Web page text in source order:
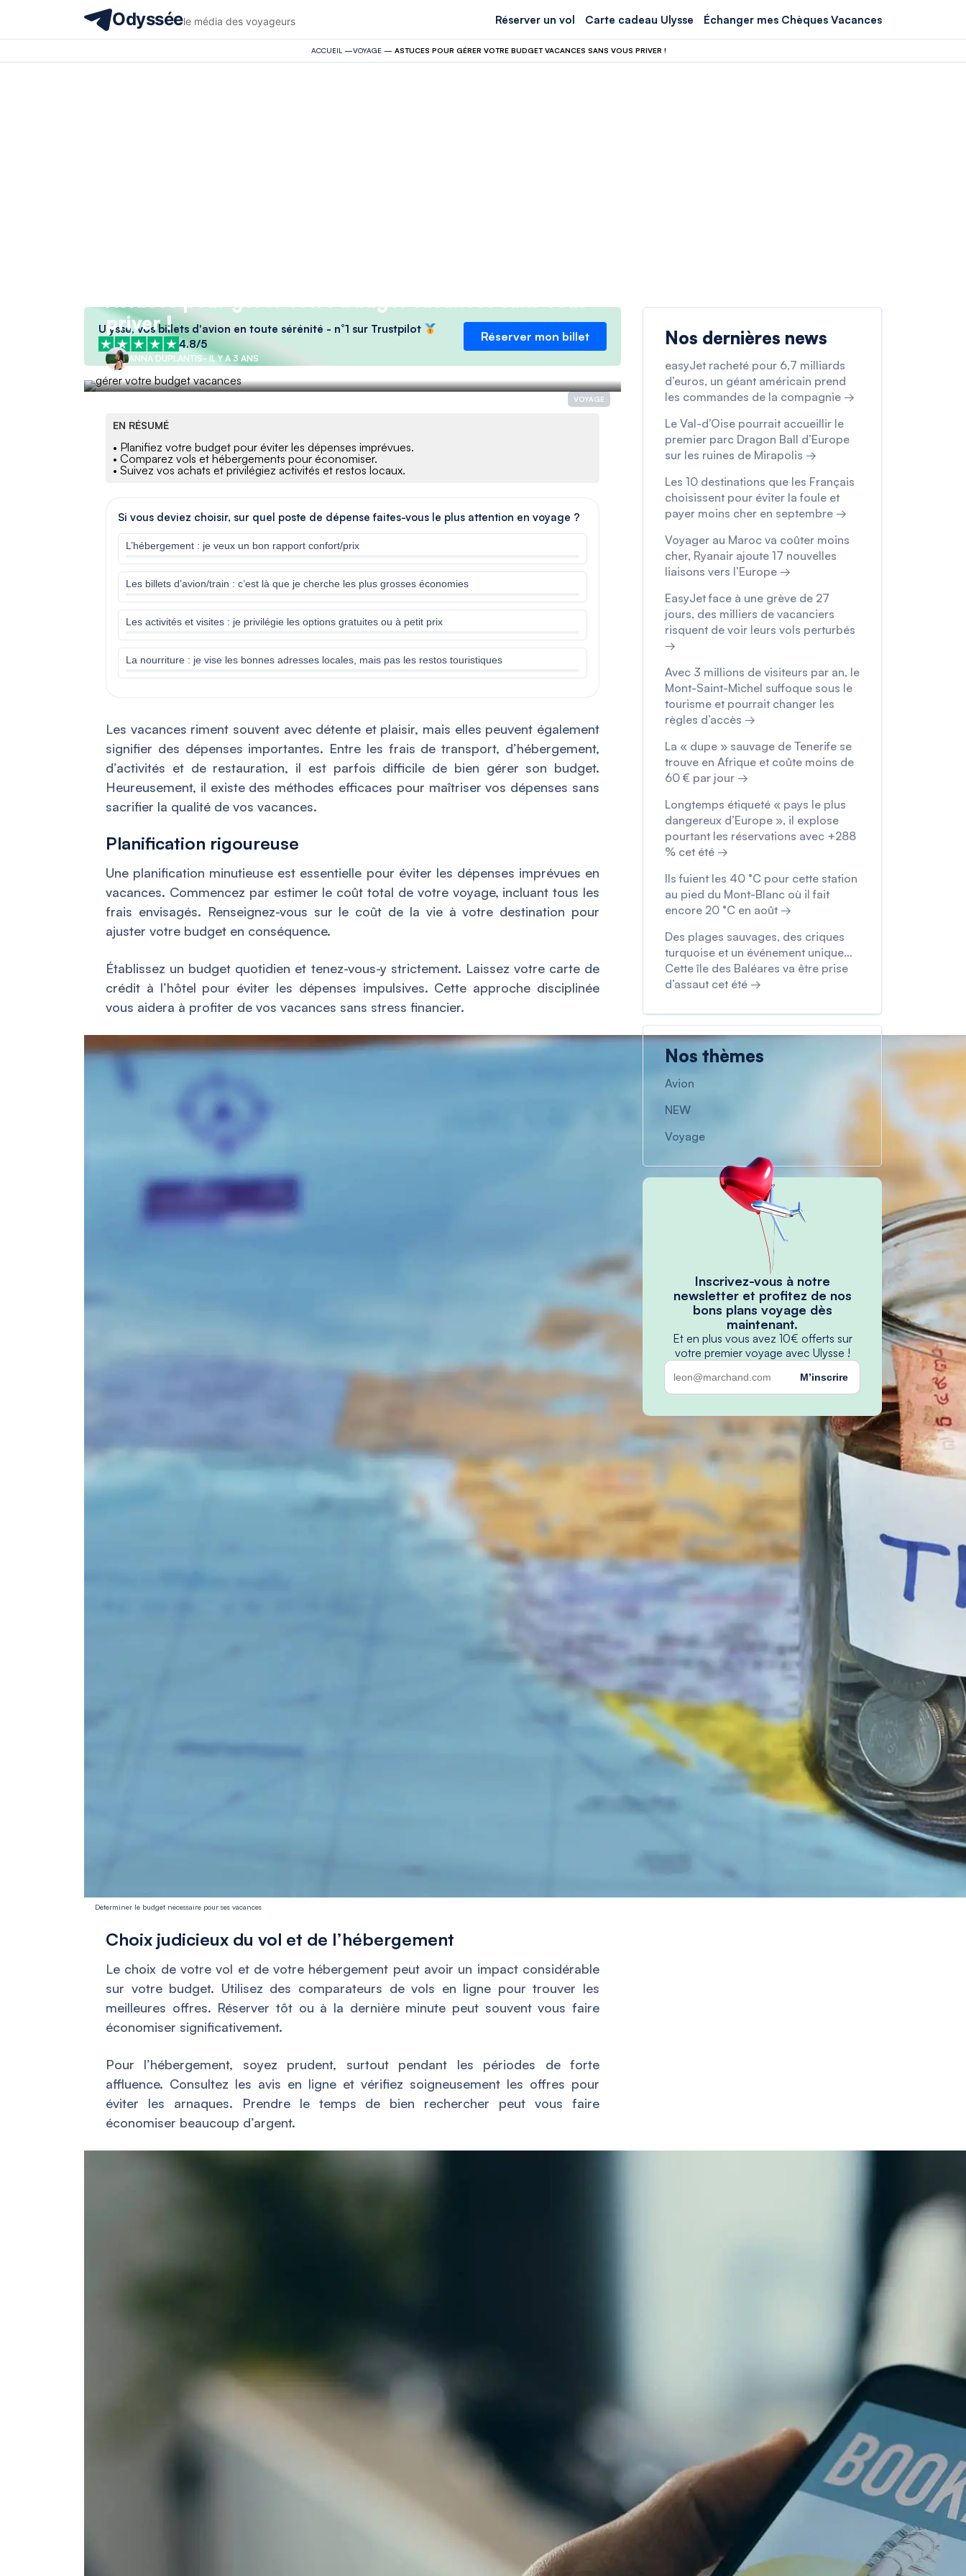
Odysséele média des voyageurs Réserver un vol Carte cadeau Ulysse Échanger mes Chèques Vacances
ACCUEIL —VOYAGE— ASTUCES POUR GÉRER VOTRE BUDGET VACANCES SANS VOUS PRIVER !
Ulysse, vos billets d'avion en toute sérénité - n°1 sur Trustpilot
4.8/5
Réserver mon billet
VOYAGE
priver !
ANNA DUPLANTIS- IL Y A 3 ANS
EN RÉSUMÉ
• Planifiez votre budget pour éviter les dépenses imprévues.
• Comparez vols et hébergements pour économiser.
• Suivez vos achats et privilégiez activités et restos locaux.
Si vous deviez choisir, sur quel poste de dépense faites-vous le plus attention en voyage ?
L’hébergement : je veux un bon rapport confort/prix
Les billets d’avion/train : c’est là que je cherche les plus grosses économies
Les activités et visites : je privilégie les options gratuites ou à petit prix
La nourriture : je vise les bonnes adresses locales, mais pas les restos touristiques
Les vacances riment souvent avec détente et plaisir, mais elles peuvent également
signifier des dépenses importantes. Entre les frais de transport, d’hébergement,
d’activités et de restauration, il est parfois difficile de bien gérer son budget.
Heureusement, il existe des méthodes efficaces pour maîtriser vos dépenses sans
sacrifier la qualité de vos vacances.
Planification rigoureuse
Une planification minutieuse est essentielle pour éviter les dépenses imprévues en
vacances. Commencez par estimer le coût total de votre voyage, incluant tous les
frais envisagés. Renseignez-vous sur le coût de la vie à votre destination pour
ajuster votre budget en conséquence.
Établissez un budget quotidien et tenez-vous-y strictement. Laissez votre carte de
crédit à l’hôtel pour éviter les dépenses impulsives. Cette approche disciplinée
vous aidera à profiter de vos vacances sans stress financier.
Déterminer le budget nécessaire pour ses vacances
Choix judicieux du vol et de l’hébergement
Le choix de votre vol et de votre hébergement peut avoir un impact considérable
sur votre budget. Utilisez des comparateurs de vols en ligne pour trouver les
meilleures offres. Réserver tôt ou à la dernière minute peut souvent vous faire
économiser significativement.
Pour l’hébergement, soyez prudent, surtout pendant les périodes de forte
affluence. Consultez les avis en ligne et vérifiez soigneusement les offres pour
éviter les arnaques. Prendre le temps de bien rechercher peut vous faire
économiser beaucoup d’argent.
Nos dernières news
easyJet racheté pour 6,7 milliards
d’euros, un géant américain prend
les commandes de la compagnie →
Le Val-d’Oise pourrait accueillir le
premier parc Dragon Ball d’Europe
sur les ruines de Mirapolis →
Les 10 destinations que les Français
choisissent pour éviter la foule et
payer moins cher en septembre →
Voyager au Maroc va coûter moins
cher, Ryanair ajoute 17 nouvelles
liaisons vers l’Europe →
EasyJet face à une grève de 27
jours, des milliers de vacanciers
risquent de voir leurs vols perturbés
→
Avec 3 millions de visiteurs par an, le
Mont-Saint-Michel suffoque sous le
tourisme et pourrait changer les
règles d’accès →
La « dupe » sauvage de Tenerife se
trouve en Afrique et coûte moins de
60 € par jour →
Longtemps étiqueté « pays le plus
dangereux d’Europe », il explose
pourtant les réservations avec +288
% cet été →
Ils fuient les 40 °C pour cette station
au pied du Mont-Blanc où il fait
encore 20 °C en août →
Des plages sauvages, des criques
turquoise et un événement unique…
Cette île des Baléares va être prise
d’assaut cet été →
Nos thèmes
Avion
NEW
Voyage
Inscrivez-vous à notre
newsletter et profitez de nos
bons plans voyage dès
maintenant.
Et en plus vous avez 10€ offerts sur
votre premier voyage avec Ulysse !
M’inscrire